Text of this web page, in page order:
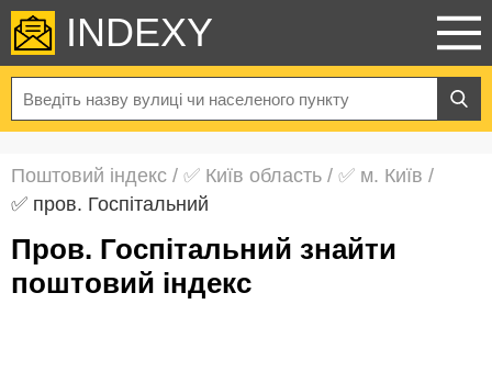
INDEXY
Поштовий індекс / ✅ Київ область / ✅ м. Київ /
✅ пров. Госпітальний
пров. Госпітальний знайти
поштовий індекс